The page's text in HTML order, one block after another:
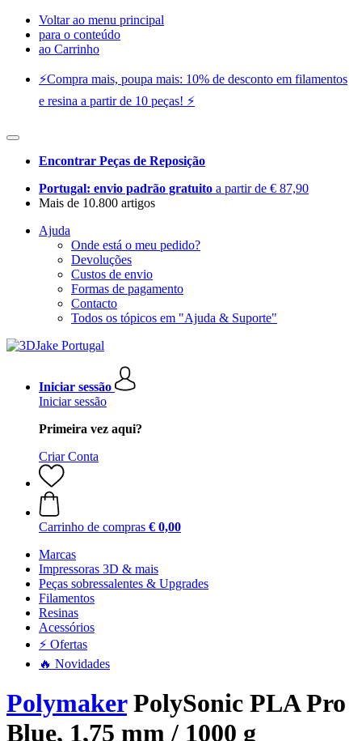
Voltar ao menu principal
para o conteúdo
ao Carrinho
⚡️Compra mais, poupa mais: 10% de desconto em filamentos
e resina a partir de 10 peças! ⚡️
Encontrar Peças de Reposição
Portugal: envio padrão gratuito a partir de € 87,90
Mais de 10.800 artigos
Ajuda
Onde está o meu pedido?
Devoluções
Custos de envio
Formas de pagamento
Contacto
Todos os tópicos em "Ajuda & Suporte"
Iniciar sessão
Iniciar sessão
Primeira vez aqui?
Criar Conta
Carrinho de compras € 0,00
Marcas
Impressoras 3D & mais
Peças sobressalentes & Upgrades
Filamentos
Resinas
Acessórios
⚡ Ofertas
🔥 Novidades
PolymakerPolySonic PLA Pro
Blue, 1,75 mm / 1000 g